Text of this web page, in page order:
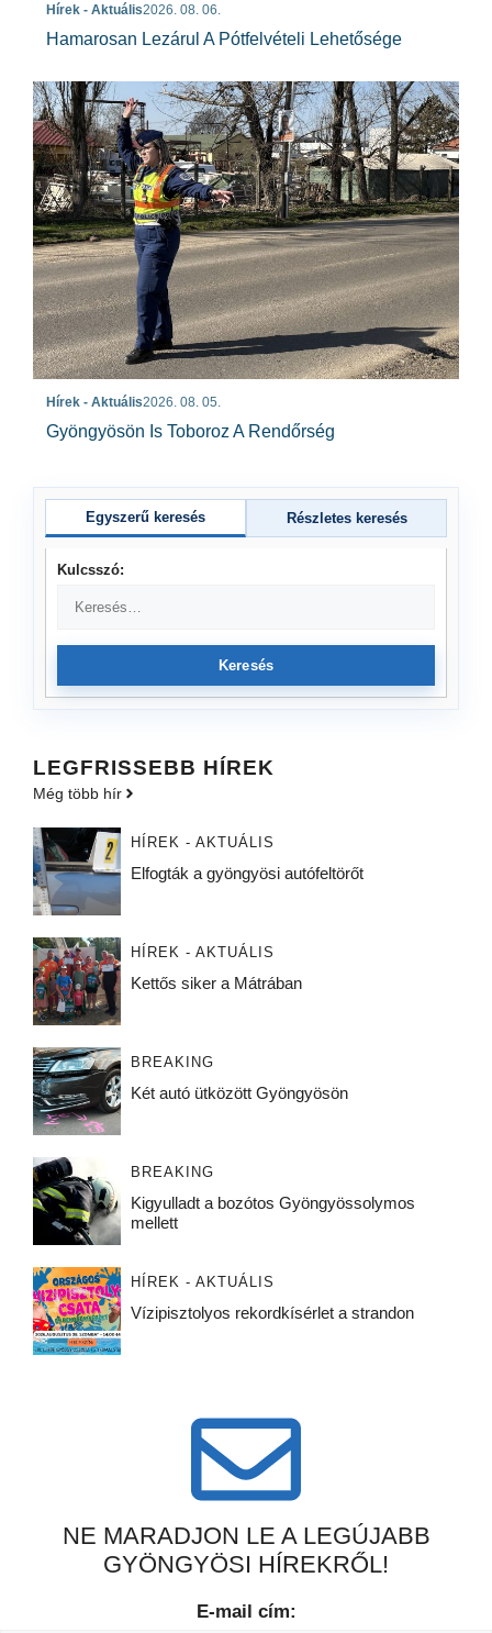
Hírek - Aktuális2026. 08. 06.
Hamarosan Lezárul A Pótfelvételi Lehetősége
Hírek - Aktuális2026. 08. 05.
Gyöngyösön Is Toboroz A Rendőrség
Egyszerű keresés Részletes keresés
Kulcsszó:
Keresés
LEGFRISSEBB HÍREK
Még több hír
HÍREK - AKTUÁLIS
Elfogták a gyöngyösi autófeltörőt
HÍREK - AKTUÁLIS
Kettős siker a Mátrában
BREAKING
Két autó ütközött Gyöngyösön
BREAKING
Kigyulladt a bozótos Gyöngyössolymos
mellett
HÍREK - AKTUÁLIS
Vízipisztolyos rekordkísérlet a strandon
NE MARADJON LE A LEGÚJABB
GYÖNGYÖSI HÍREKRŐL!
E-mail cím: